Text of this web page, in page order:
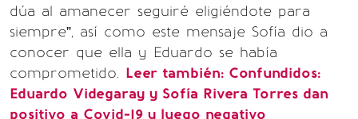
dúa al amanecer seguiré eligiéndote para
siempre”, así como este mensaje Sofía dio a
conocer que ella y Eduardo se había
comprometido. Leer también: Confundidos:
Eduardo Videgaray y Sofía Rivera Torres dan
positivo a Covid-19 y luego negativo